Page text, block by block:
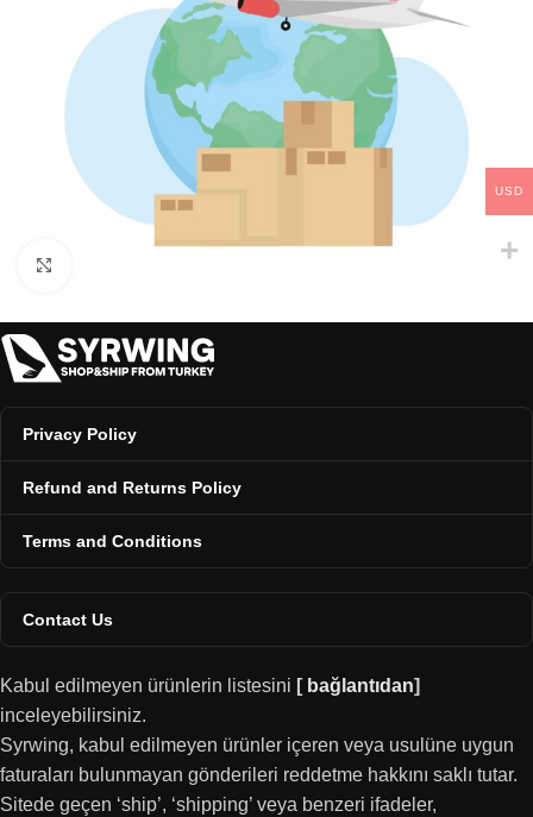
Privacy Policy
Refund and Returns Policy
Terms and Conditions
Contact Us
Kabul edilmeyen ürünlerin listesini [ bağlantıdan]
inceleyebilirsiniz.
Syrwing, kabul edilmeyen ürünler içeren veya usulüne uygun
faturaları bulunmayan gönderileri reddetme hakkını saklı tutar.
Sitede geçen ‘ship’, ‘shipping’ veya benzeri ifadeler,
USD